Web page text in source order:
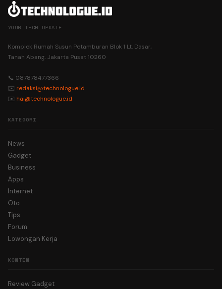
YOUR TECH UPDATE
Komplek Rumah Susun Petamburan Blok 1 Lt. Dasar,
Tanah Abang, Jakarta Pusat 10260
📞 087878477366
✉️ redaksi@technologue.id
✉️ hai@technologue.id
KATEGORI
News
Gadget
Business
Apps
Internet
Oto
Tips
Forum
Lowongan Kerja
KONTEN
Review Gadget